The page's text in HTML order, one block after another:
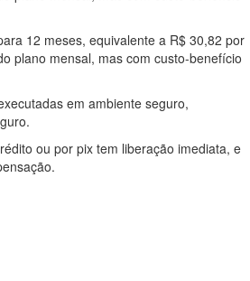
12 meses, equivalente a R$ 30,82 por
plano mensal, mas com custo-benefício
em ambiente seguro,
ou por pix tem liberação imediata, e